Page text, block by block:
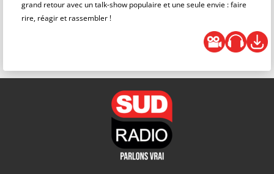
grand retour avec un talk-show populaire et une seule envie : faire
rire, réagir et rassembler !